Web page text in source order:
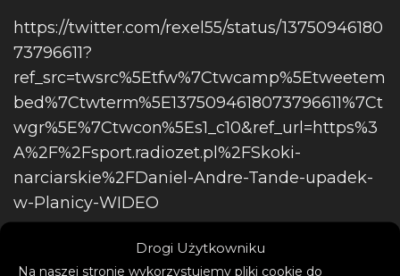
Drogi Użytkowniku
Na naszej stronie wykorzystujemy pliki cookie do
https://twitter.com/rexel55/status/13750946180
73796611?
ref_src=twsrc%5Etfw%7Ctwcamp%5Etweetem
bed%7Ctwterm%5E1375094618073796611%7Ct
wgr%5E%7Ctwcon%5Es1_c10&ref_url=https%3
A%2F%2Fsport.radiozet.pl%2FSkoki-
narciarskie%2FDaniel-Andre-Tande-upadek-
w-Planicy-WIDEO